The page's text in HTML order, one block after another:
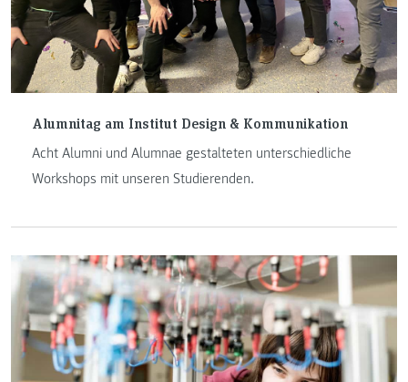
Alumnitag am Institut Design & Kommunikation
Acht Alumni und Alumnae gestalteten unterschiedliche
Workshops mit unseren Studierenden.